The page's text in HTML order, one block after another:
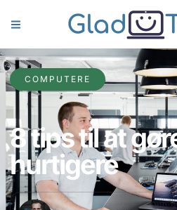
COMPUTERE
8 tips til at
hurtigere